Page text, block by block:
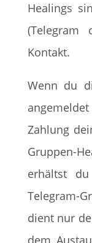
Healings
(Telegram
Kontakt.
Wenn du
Zahlung
Gruppen-
erhältst
Telegram-
dient nur